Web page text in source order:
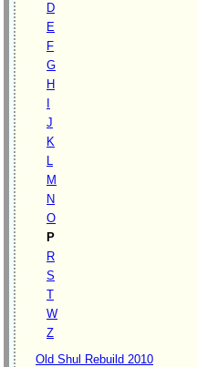
D
E
F
G
H
J
K
L
M
N
O
P
R
S
T
W
Z
Old Shul Rebuild 2010